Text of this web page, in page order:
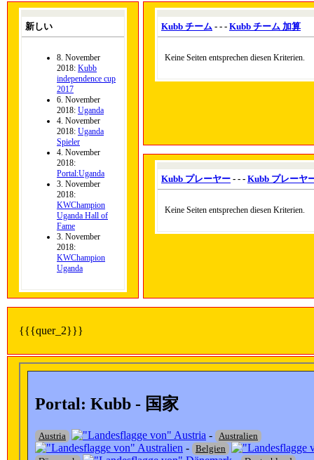
新しい
8. November
2018: Kubb
independence cup
2017
6. November
2018: Uganda
4. November
2018: Uganda
Spieler
4. November
2018:
Portal:Uganda
3. November
2018:
KWChampion
Uganda Hall of
Fame
3. November
2018:
KWChampion
Uganda
Kubb チーム - - - Kubb チーム 加算
Keine Seiten entsprechen diesen Kriterien.
Kubb プレーヤー - - - Kubb プレーヤ
Keine Seiten entsprechen diesen Kriterien.
{{{quer_2}}}
Portal: Kubb - 国家
Austria - Australien
- Belgien